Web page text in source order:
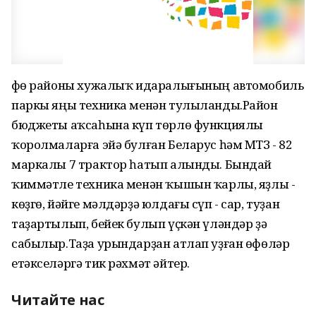
Өфө районы хужалыҡ идаралығының автомобиль
паркы яңы техника менән тулыланды.Район
бюджеты аҡсаһына күп төрлө функциялы
ҡоролмаларға эйә булған Беларус һәм МТЗ - 82
маркалы 7 трактор һатып алынды. Бындай
ҡиммәтле техника менән ҡышын ҡарлы, яҙлы -
көҙгө, йәйге мәлдәрҙә юлдағы сүп - сар, туҙан
таҙартылып, бейек булып үҫкән үләндәр ҙә
сабылыр.Таҙа урындарҙан атлап уҙған өфөләр
етәкселәргә тик рәхмәт әйтер.
Читайте нас